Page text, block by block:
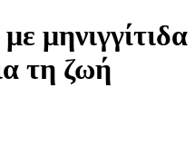
μηνιγγίτιδα
τη ζωή